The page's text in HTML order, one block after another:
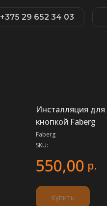
+375 29 652 34 03
Инсталляция для
кнопкой Faberg
Faberg
SKU:
550,00 р.
Купить